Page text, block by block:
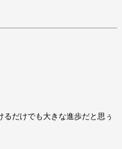
だけでも大きな進歩だと思ぅ